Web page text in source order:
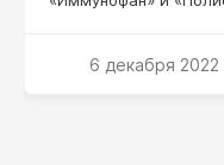
при иммунизации
6 декабря 2022